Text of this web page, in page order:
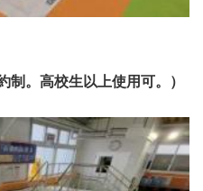
制。高校生以上使用可。）